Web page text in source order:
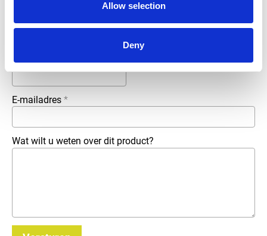
Allow selection
Deny
Telefoonnummer
E-mailadres *
Wat wilt u weten over dit product?